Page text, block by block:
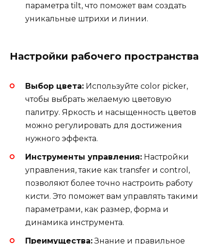
параметра tilt, что поможет вам создать
уникальные штрихи и линии.
Настройки рабочего пространства
Выбор цвета: Используйте color picker,
чтобы выбрать желаемую цветовую
палитру. Яркость и насыщенность цветов
можно регулировать для достижения
нужного эффекта.
Инструменты управления: Настройки
управления, такие как transfer и control,
позволяют более точно настроить работу
кисти. Это поможет вам управлять такими
параметрами, как размер, форма и
динамика инструмента.
Преимущества:Знание и правильное